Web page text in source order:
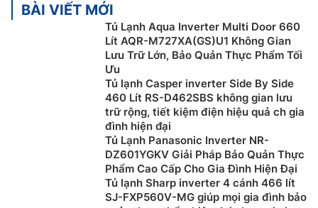
BÀI VIẾT MỚI
Tủ Lạnh Aqua Inverter Multi Door 660
Lít AQR-M727XA(GS)U1 Không Gian
Lưu Trữ Lớn, Bảo Quản Thực Phẩm Tối
Ưu
Tủ lạnh Casper inverter Side By Side
460 Lít RS-D462SBS không gian lưu
trữ rộng, tiết kiệm điện hiệu quả ch gia
đình hiện đại
Tủ Lạnh Panasonic Inverter NR-
DZ601YGKV Giải Pháp Bảo Quản Thực
Phẩm Cao Cấp Cho Gia Đình Hiện Đại
Tủ lạnh Sharp inverter 4 cánh 466 lít
SJ-FXP560V-MG giúp mọi gia đình bảo